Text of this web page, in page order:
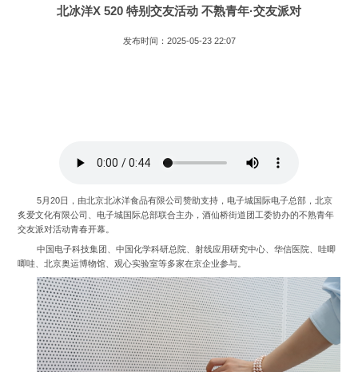
北冰洋X 520 特别交友活动 不熟青年·交友派对
发布时间：2025-05-23 22:07
5月20日，由北京北冰洋食品有限公司赞助支持，电子城国际电子总部，北京
炙爱文化有限公司、电子城国际总部联合主办，酒仙桥街道团工委协办的不熟青年
交友派对活动青春开幕。
中国电子科技集团、中国化学科研总院、射线应用研究中心、华信医院、哇唧
唧哇、北京奥运博物馆、观心实验室等多家在京企业参与。